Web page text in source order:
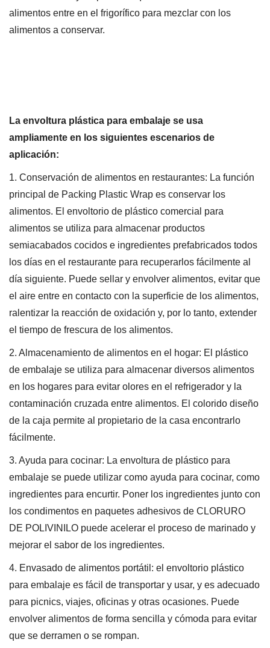
alimentos entre en el frigorífico para mezclar con los
alimentos a conservar.
La envoltura plástica para embalaje se usa
ampliamente en los siguientes escenarios de
aplicación:
1. Conservación de alimentos en restaurantes: La función
principal de Packing Plastic Wrap es conservar los
alimentos. El envoltorio de plástico comercial para
alimentos se utiliza para almacenar productos
semiacabados cocidos e ingredientes prefabricados todos
los días en el restaurante para recuperarlos fácilmente al
día siguiente. Puede sellar y envolver alimentos, evitar que
el aire entre en contacto con la superficie de los alimentos,
ralentizar la reacción de oxidación y, por lo tanto, extender
el tiempo de frescura de los alimentos.
2. Almacenamiento de alimentos en el hogar: El plástico
de embalaje se utiliza para almacenar diversos alimentos
en los hogares para evitar olores en el refrigerador y la
contaminación cruzada entre alimentos. El colorido diseño
de la caja permite al propietario de la casa encontrarlo
fácilmente.
3. Ayuda para cocinar: La envoltura de plástico para
embalaje se puede utilizar como ayuda para cocinar, como
ingredientes para encurtir. Poner los ingredientes junto con
los condimentos en paquetes adhesivos de CLORURO
DE POLIVINILO puede acelerar el proceso de marinado y
mejorar el sabor de los ingredientes.
4. Envasado de alimentos portátil: el envoltorio plástico
para embalaje es fácil de transportar y usar, y es adecuado
para picnics, viajes, oficinas y otras ocasiones. Puede
envolver alimentos de forma sencilla y cómoda para evitar
que se derramen o se rompan.